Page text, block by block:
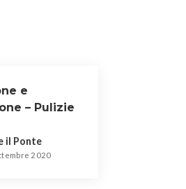
e
– Pulizie
il Ponte
2020